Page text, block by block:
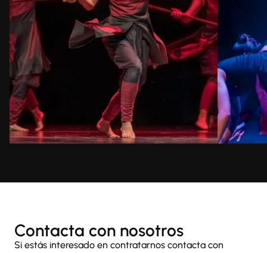
Contacta con nosotros
Si estás interesado en contratarnos contacta con